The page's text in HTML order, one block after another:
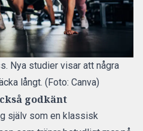
Nya studier visar att några
långt. (Foto: Canva)
godkänt
själv som en klassisk